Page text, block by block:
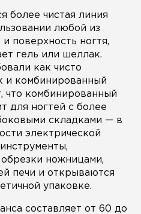
более чистая линия
любой из
поверхность ногтя,
гель или шеллак.
как чисто
и комбинированный
что комбинированный
для ногтей с более
складками — в
электрической
ножницами,
печи и открываются
упаковке.
составляет от 60 до